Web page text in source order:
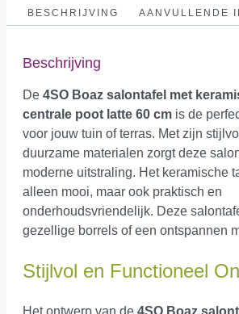
BESCHRIJVING AANVULLENDE
Beschrijving
De 4SO Boaz salontafel met
centrale poot latte 60 cm is de
voor jouw tuin of terras. Met zijn
duurzame materialen zorgt deze
moderne uitstraling. Het keramische
alleen mooi, maar ook praktisch en
onderhoudsvriendelijk. Deze
gezellige borrels of een ontspannen
Stijlvol en Functioneel